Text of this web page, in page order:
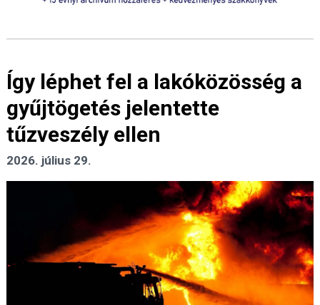
Így léphet fel a lakóközösség a
gyűjtögetés jelentette
tűzveszély ellen
2026. július 29.